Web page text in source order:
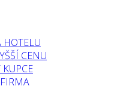
HOTELU
CENU